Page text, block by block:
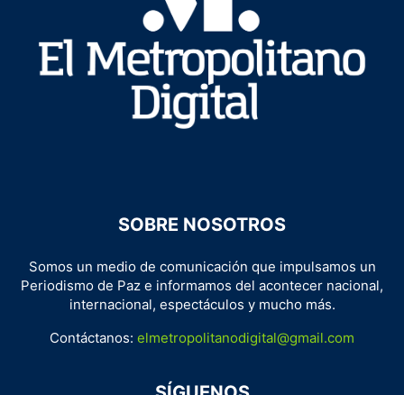
SOBRE NOSOTROS
Somos un medio de comunicación que impulsamos un
Periodismo de Paz e informamos del acontecer nacional,
internacional, espectáculos y mucho más.
Contáctanos: elmetropolitanodigital@gmail.com